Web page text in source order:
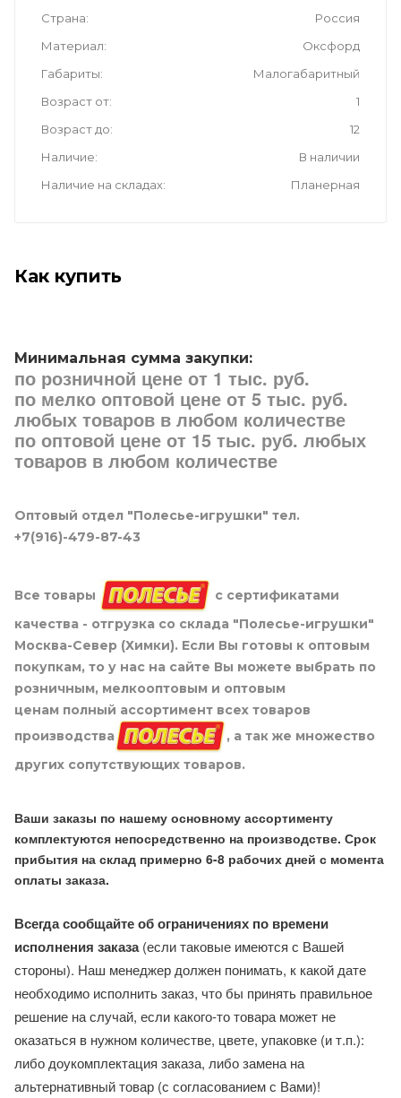
Страна
Россия
Материал
Оксфорд
Габариты
Малогабаритный
Возраст от
1
Возраст до
12
Наличие
В наличии
Наличие на складах
Планерная
Как купить
Минимальная сумма закупки:
по розничной цене от 1 тыс. руб.
по мелко оптовой цене от 5 тыс. руб.
любых товаров в любом количестве
по оптовой цене от 15 тыс. руб. любых
товаров в любом количестве
Оптовый отдел "Полесье-игрушки" тел.
+7(916)-479-87-43
Все товары
с сертификатами
качества - отгрузка со склада "Полесье-игрушки"
Москва-Север (Химки). Если Вы готовы к оптовым
покупкам, то у нас на сайте Вы можете выбрать по
розничным, мелкооптовым и оптовым
ценам полный ассортимент всех товаров
производства
, а так же множество
других сопутствующих товаров.
Ваши заказы по нашему основному ассортименту
комплектуются непосредственно на производстве. Срок
прибытия на склад примерно 6-8 рабочих дней с момента
оплаты заказа.
Всегда сообщайте об ограничениях по времени
исполнения заказа(если таковые имеются с Вашей
стороны). Наш менеджер должен понимать, к какой дате
необходимо исполнить заказ, что бы принять правильное
решение на случай, если какого-то товара может не
оказаться в нужном количестве, цвете, упаковке (и т.п.):
либо доукомплектация заказа, либо замена на
альтернативный товар (с согласованием с Вами)!